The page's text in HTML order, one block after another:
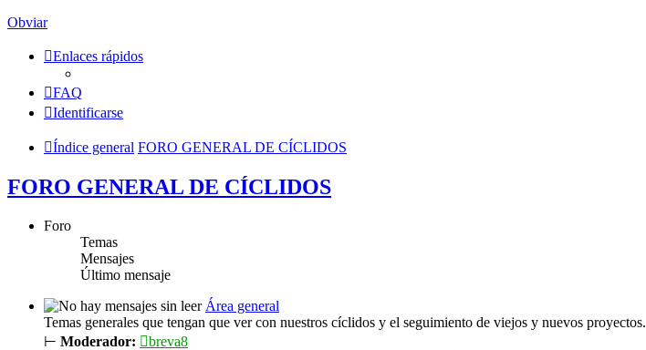
Obviar
Enlaces rápidos
FAQ
Identificarse
Índice general FORO GENERAL DE CÍCLIDOS
FORO GENERAL DE CÍCLIDOS
Foro
Temas
Mensajes
Último mensaje
Área general
Temas generales que tengan que ver con nuestros cíclidos y el seguimiento de viejos y nuevos proyectos.
⊢ Moderador:
breva8